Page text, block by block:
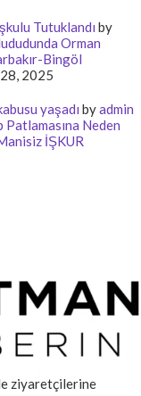
Tutuklandı by
Orman
Bingöl
2025
yaşadı byadmin
Patlamasına Neden
İŞKUR
ziyaretçilerine